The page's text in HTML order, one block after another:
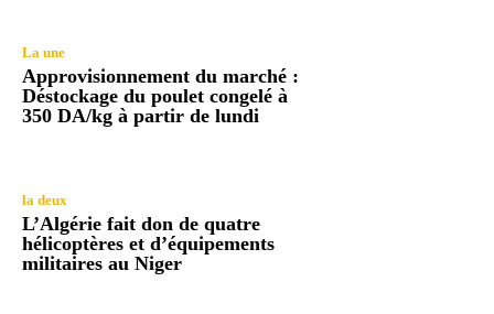
La une
Approvisionnement du marché :
Déstockage du poulet congelé à
350 DA/kg à partir de lundi
la deux
L’Algérie fait don de quatre
hélicoptères et d’équipements
militaires au Niger